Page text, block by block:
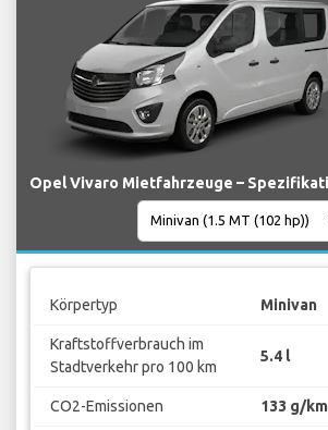
Opel Vivaro Mietfahrzeuge –
Körpertyp Minivan
Kraftstoffverbrauch im
Stadtverkehr pro 100 km
5.4 l
CO2-Emissionen 133 g/km